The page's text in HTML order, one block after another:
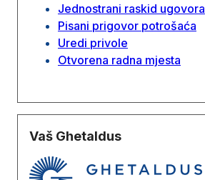
Jednostrani raskid ugovora
Pisani prigovor potrošaća
Uredi privole
Otvorena radna mjesta
Vaš Ghetaldus